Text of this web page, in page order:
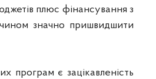
плюс фінансування з
чином значно пришвидшити
програм є зацікавленість